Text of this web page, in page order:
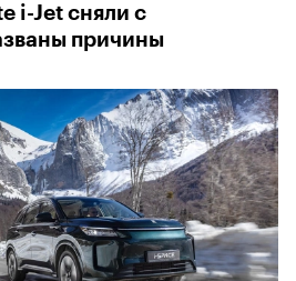
i-Jet сняли с
причины